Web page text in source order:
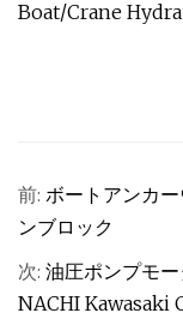
前: ボートアンカ
ンブロック
次: 油圧ポンプモ
NACHI Kawasaki